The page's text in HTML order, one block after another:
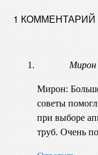
1 КОММЕНТАРИЙ
Мирон
Мирон:
советы
при выборе
труб. Очень